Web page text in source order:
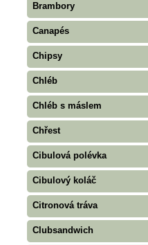
Brambory
Canapés
Chipsy
Chléb
Chléb s máslem
Chřest
Cibulová polévka
Cibulový koláč
Citronová tráva
Clubsandwich